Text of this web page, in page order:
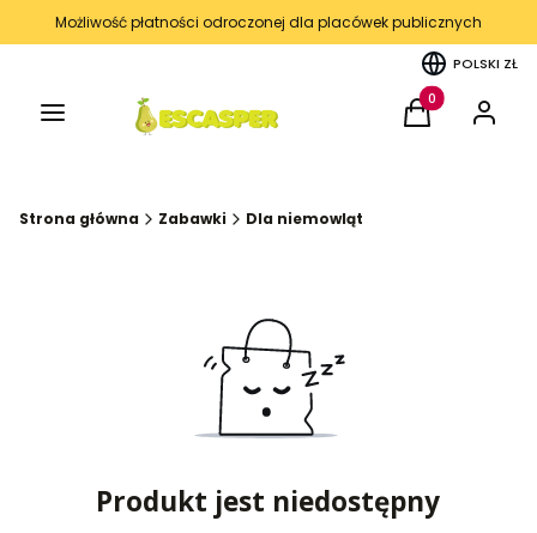
Możliwość płatności odroczonej dla placówek publicznych
POLSKI ZŁ
Menu Produkty w
Koszyk Zaloguj
Strona główna Zabawki Dla niemowląt
Produkt jest niedostępny